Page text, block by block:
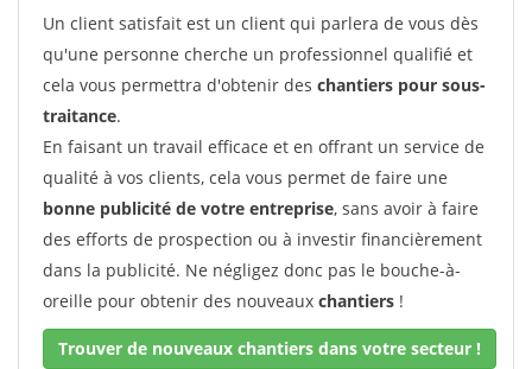
Un client satisfait est un client qui parlera de vous dès
qu'une personne cherche un professionnel qualifié et
cela vous permettra d'obtenir des chantiers pour sous-
traitance.
En faisant un travail efficace et en offrant un service de
qualité à vos clients, cela vous permet de faire une
bonne publicité de votre entreprise, sans avoir à faire
des efforts de prospection ou à investir financièrement
dans la publicité. Ne négligez donc pas le bouche-à-
oreille pour obtenir des nouveaux chantiers !
Trouver de nouveaux chantiers dans votre secteur !